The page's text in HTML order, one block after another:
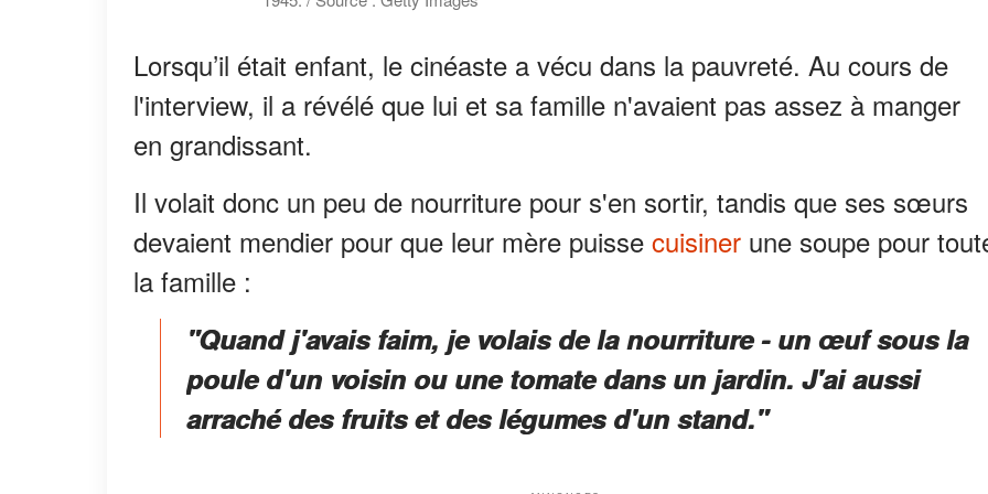
Lorsqu’il était enfant, le cinéaste a vécu dans la pauvreté. Au cours de
l'interview, il a révélé que lui et sa famille n'avaient pas assez à manger
en grandissant.
Il volait donc un peu de nourriture pour s'en sortir, tandis que ses sœurs
devaient mendier pour que leur mère puisse cuisiner une soupe pour
la famille :
"Quand j'avais faim, je volais de la nourriture - un œuf sous la
poule d'un voisin ou une tomate dans un jardin. J'ai aussi
arraché des fruits et des légumes d'un stand."